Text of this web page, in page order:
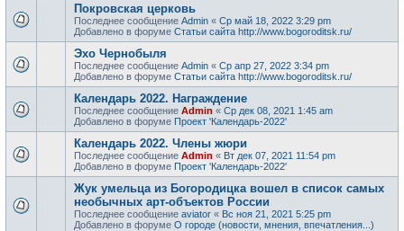
Покровская церковь
Последнее сообщение Admin « Ср май 18, 2022 3:29 pm
Добавлено в форуме Статьи сайта http://www.bogoroditsk.ru/
Эхо Чернобыля
Последнее сообщение Admin « Ср апр 27, 2022 3:34 pm
Добавлено в форуме Статьи сайта http://www.bogoroditsk.ru/
Календарь 2022. Награждение
Последнее сообщение Admin « Ср дек 08, 2021 1:45 am
Добавлено в форуме Проект 'Календарь-2022'
Календарь 2022. Члены жюри
Последнее сообщение Admin « Вт дек 07, 2021 11:54 pm
Добавлено в форуме Проект 'Календарь-2022'
Жук умельца из Богородицка вошел в список самых
необычных арт-объектов России
Последнее сообщение aviator « Вс ноя 21, 2021 5:25 pm
Добавлено в форуме О городе (новости, мнения, впечатления...)